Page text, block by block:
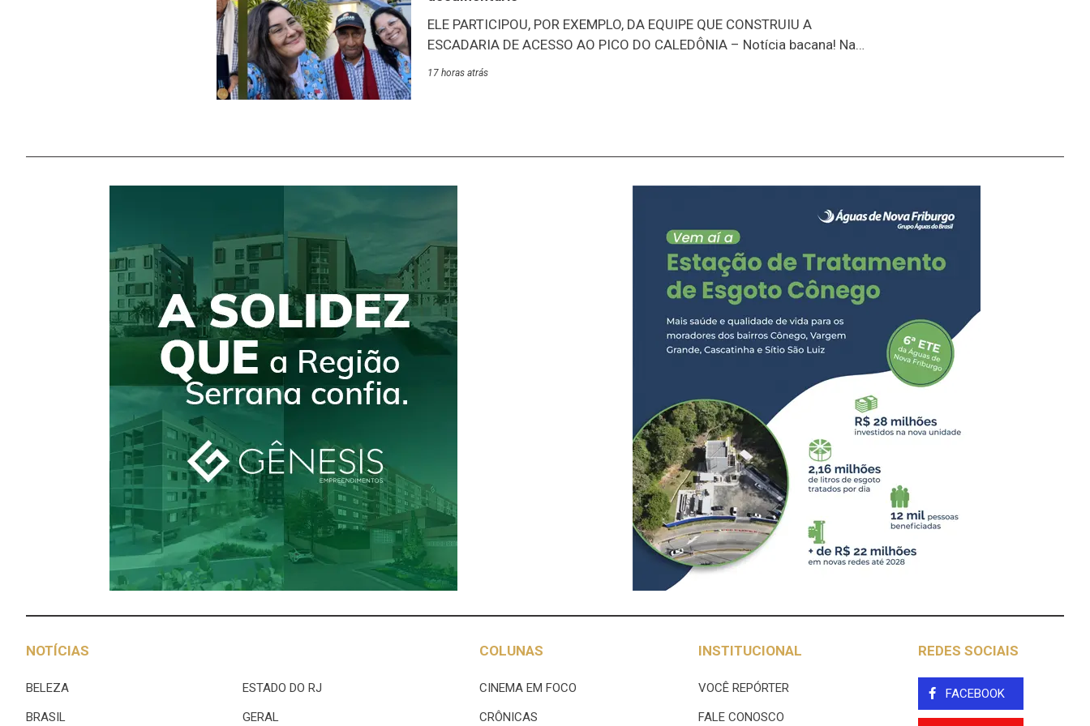
desse cenário, a concessionária intensificou o planejamento operacional
para reduzir possíveis impactos ao sistema
ELE PARTICIPOU, POR EXEMPLO, DA EQUIPE QUE CONSTRUIU A
ESCADARIA DE ACESSO AO PICO DO CALEDÔNIA – Notícia bacana! Na
tarde desta quinta-feira, 6/8, aconteceu o lançamento oficial do
destaca a participação na construção das escadas do Pico da Caledônia.
17 horas atrás
NOTÍCIAS
BELEZA
BRASIL
ESTADO DO RJ
GERAL
COLUNAS
CINEMA EM FOCO
CRÔNICAS
INSTITUCIONAL
VOCÊ REPÓRTER
FALE CONOSCO
REDES SOCIAIS
FACEBOOK